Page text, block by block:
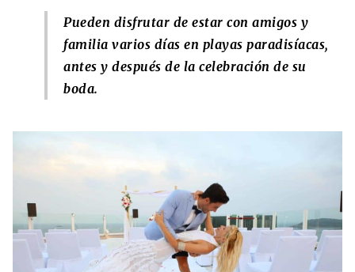
Pueden disfrutar de estar con amigos y
familia varios días en playas paradisíacas,
antes y después de la celebración de su
boda.